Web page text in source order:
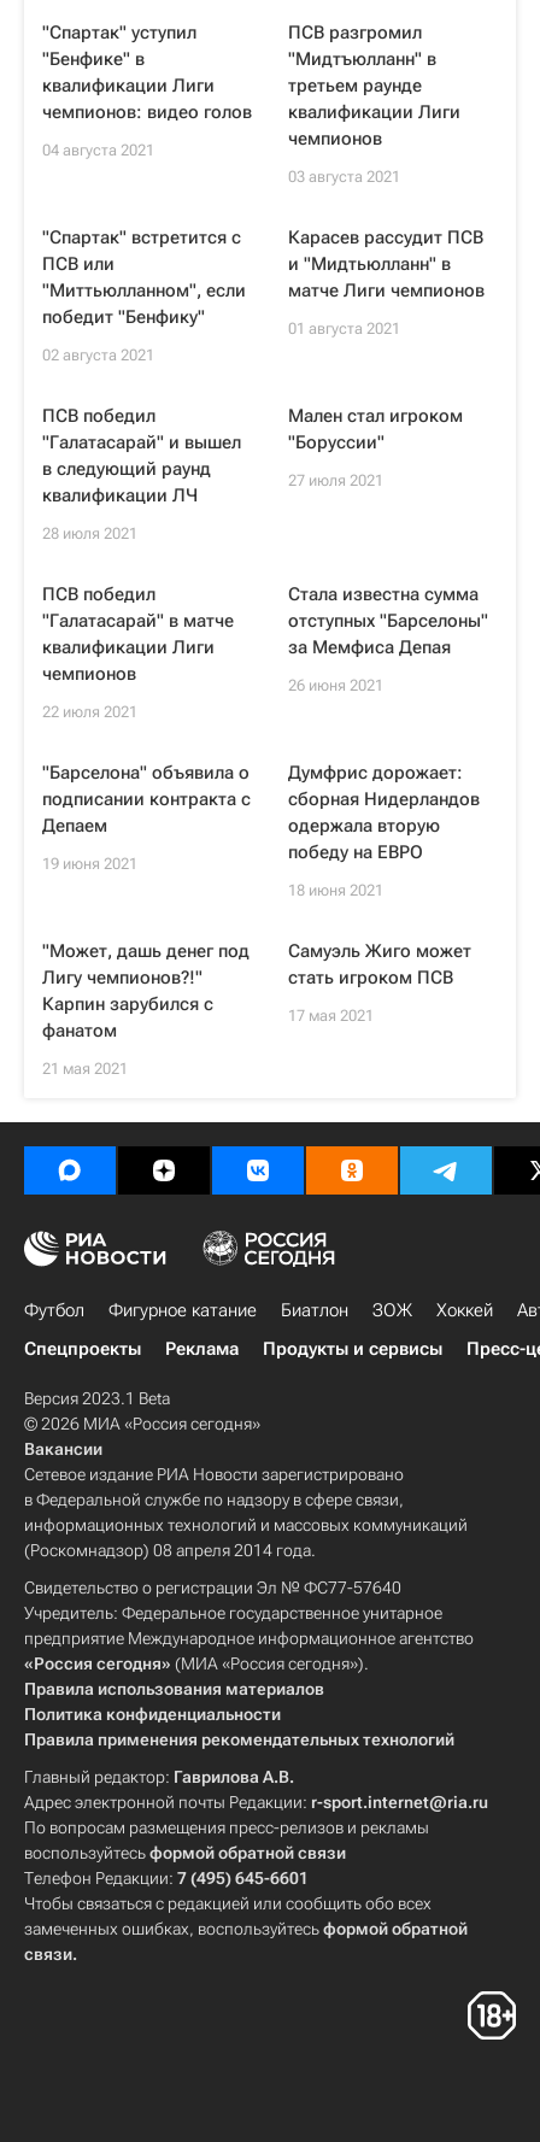
"Спартак" уступил
"Бенфике" в
квалификации Лиги
чемпионов: видео голов
04 августа 2021
ПСВ разгромил
"Мидтъюлланн" в
третьем раунде
квалификации Лиги
чемпионов
03 августа 2021
"Спартак" встретится с
ПСВ или
"Миттьюлланном", если
победит "Бенфику"
02 августа 2021
Карасев рассудит ПСВ
и "Мидтьюлланн" в
матче Лиги чемпионов
01 августа 2021
ПСВ победил
"Галатасарай" и вышел
в следующий раунд
квалификации ЛЧ
28 июля 2021
Мален стал игроком
"Боруссии"
27 июля 2021
ПСВ победил
"Галатасарай" в матче
квалификации Лиги
чемпионов
22 июля 2021
Стала известна сумма
отступных "Барселоны"
за Мемфиса Депая
26 июня 2021
"Барселона" объявила о
подписании контракта с
Депаем
19 июня 2021
Думфрис дорожает:
сборная Нидерландов
одержала вторую
победу на ЕВРО
18 июня 2021
"Может, дашь денег под
Лигу чемпионов?!"
Карпин зарубился с
фанатом
21 мая 2021
Самуэль Жиго может
стать игроком ПСВ
17 мая 2021
Футбол Фигурное катание Биатлон ЗОЖ Хоккей
Спецпроекты
Реклама Продукты и сервисы Пресс-
Версия 2023.1 Beta
© 2026 МИА «Россия сегодня»
Вакансии
Сетевое издание РИА Новости зарегистрировано
в Федеральной службе по надзору в сфере связи,
информационных технологий и массовых коммуникаций
(Роскомнадзор) 08 апреля 2014 года.
Свидетельство о регистрации Эл № ФС77-57640
Учредитель: Федеральное государственное унитарное
предприятие Международное информационное агентство
«Россия сегодня» (МИА «Россия сегодня»).
Правила использования материалов
Политика конфиденциальности
Правила применения рекомендательных технологий
Главный редактор: Гаврилова А.В.
Адрес электронной почты Редакции: r-sport.internet@ria.ru
По вопросам размещения пресс-релизов и рекламы
воспользуйтесьформой обратной связи
Телефон Редакции: 7 (495) 645-6601
Чтобы связаться с редакцией или сообщить обо всех
замеченных ошибках, воспользуйтесьформой обратной
связи.